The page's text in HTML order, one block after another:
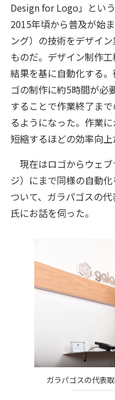
Design for Logo」とい
2015年頃から普及が始
ング）の技術をデザイ
ものだ。デザイン制作
結果を基に自動化する
ゴの制作に約5時間が必
することで作業終了ま
るようになった。作業
短縮するほどの効率向上
現在はロゴからウェブ
ジ）にまで同様の自動
ついて、ガラパゴスの
氏にお話を伺った。
ガラパゴスの代表